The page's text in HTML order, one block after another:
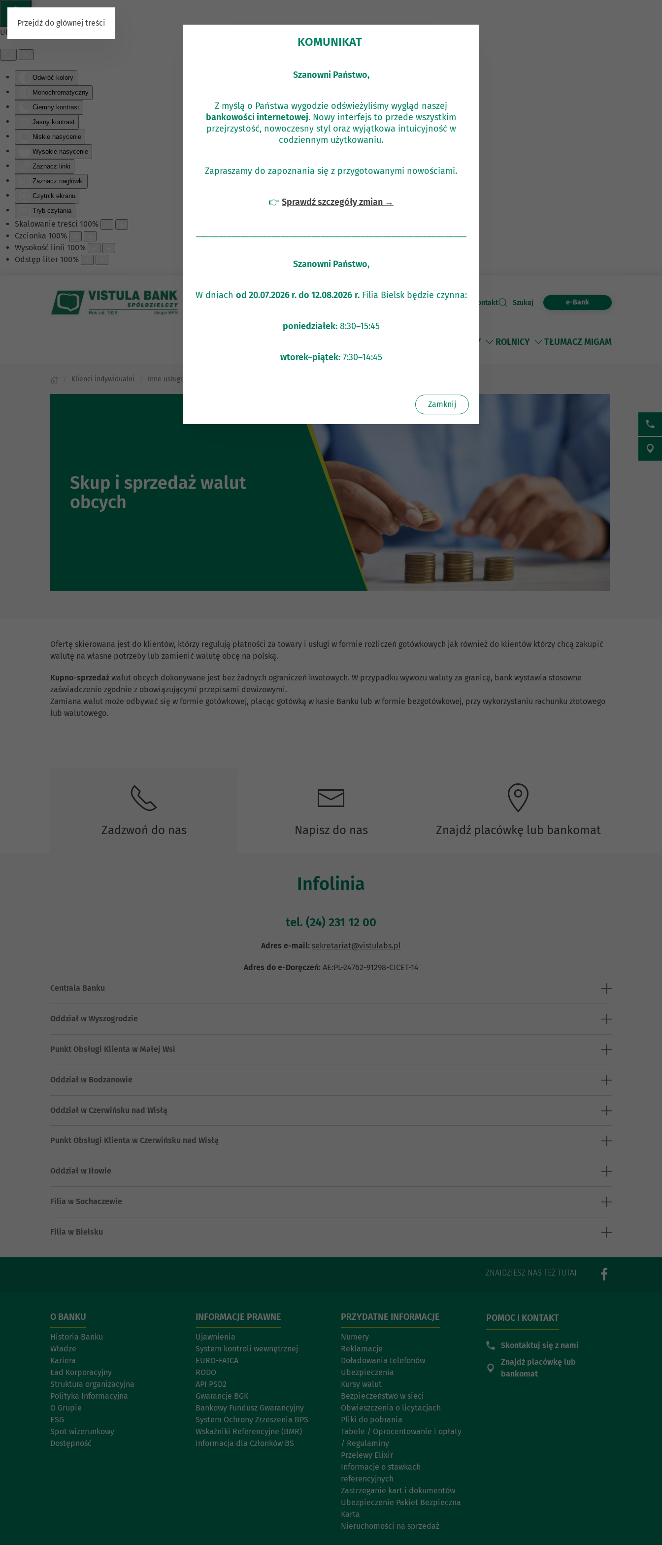
Ułatwienia dostępu
Odwróć kolory
Monochromatyczny
Ciemny kontrast
Jasny kontrast
Niskie nasycenie
Wysokie nasycenie
Zaznacz linki
Zaznacz nagłówki
Czytnik ekranu
Tryb czytania
Skalowanie treści 100%
Czcionka 100%
Wysokość linii 100%
Odstęp liter 100%
Przejdź do głównej treści
Kontakt Szukaj e-Bank
FIRMY ROLNICY TŁUMACZ MIGAM
Klienci indywidualni Inne usługi
Skup i sprzedaż walut
obcych
Ofertę skierowana jest do klientów, którzy regulują płatności za towary i usługi w formie rozliczeń gotówkowych jak również do klientów którzy chcą zakupić
walutę na własne potrzeby lub zamienić walutę obcę na polską.
Kupno-sprzedaż walut obcych dokonywane jest bez żadnych ograniczeń kwotowych. W przypadku wywozu waluty za granicę, bank wystawia stosowne
zaświadczenie zgodnie z obowiązującymi przepisami dewizowymi.
Zamiana walut może odbywać się w formie gotówkowej, placąc gotówką w kasie Banku lub w formie bezgotówkowej, przy wykorzystaniu rachunku złotowego
lub walutowego.
Zadzwoń do nas Napisz do nas Znajdź placówkę lub bankomat
Infolinia
tel. (24) 231 12 00
Adres e-mail: sekretariat@vistulabs.pl
Adres do e-Doręczeń: AE:PL-24762-91298-CICET-14
Centrala Banku
Oddział w Wyszogrodzie
Punkt Obsługi Klienta w Małej Wsi
Oddział w Bodzanowie
Oddział w Czerwińsku nad Wisłą
Punkt Obsługi Klienta w Czerwińsku nad Wisłą
Oddział w Iłowie
Filia w Sochaczewie
Filia w Bielsku
ZNAJDZIESZ NAS TEŻ TUTAJ
O BANKU
Historia Banku
Władze
Kariera
Ład Korporacyjny
Struktura organizacyjna
Polityka Informacyjna
O Grupie
ESG
Spot wizerunkowy
Dostępność
INFORMACJE PRAWNE
Ujawnienia
System kontroli wewnętrznej
EURO-FATCA
RODO
API PSD2
Gwarancje BGK
Bankowy Fundusz Gwarancyjny
System Ochrony Zrzeszenia BPS
Wskaźniki Referencyjne (BMR)
Informacja dla Członków BS
PRZYDATNE INFORMACJE
Numery
Reklamacje
Doładowania telefonów
Ubezpieczenia
Kursy walut
Bezpieczeństwo w sieci
Obwieszczenia o licytacjach
Pliki do pobrania
Tabele / Oprocentowanie i opłaty
/ Regulaminy
Przelewy Elixir
Informacje o stawkach
referencyjnych
Zastrzeganie kart i dokumentów
Ubezpieczenie Pakiet Bezpieczna
Karta
Nieruchomości na sprzedaż
POMOC I KONTAKT
Skontaktuj się z nami
Znajdź placówkę lub
bankomat
KOMUNIKAT
Szanowni Państwo,
Z myślą o Państwa wygodzie odświeżyliśmy wygląd naszej
bankowości internetowej. Nowy interfejs to przede wszystkim
przejrzystość, nowoczesny styl oraz wyjątkowa intuicyjność w
codziennym użytkowaniu.
Zapraszamy do zapoznania się z przygotowanymi nowościami.
👉 Sprawdź szczegóły zmian →
Szanowni Państwo,
W dniach od 20.07.2026 r. do 12.08.2026 r.Filia Bielsk będzie czynna:
poniedziałek:8:30–15:45
wtorek–piątek:7:30–14:45
Zamknij